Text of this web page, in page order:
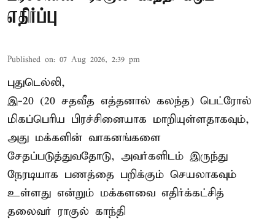
எதிர்ப்பு
Published on: 07 Aug 2026, 2:39 pm
புதுடெல்லி,
இ-20 (20 சதவீத எத்தனால் கலந்த) பெட்ரோல்
மிகப்பெரிய பிரச்சினையாக மாறியுள்ளதாகவும்,
அது மக்களின் வாகனங்களை
சேதப்படுத்துவதோடு, அவர்களிடம் இருந்து
நேரடியாக பணத்தை பறிக்கும் செயலாகவும்
உள்ளது என்றும் மக்களவை எதிர்க்கட்சித்
தலைவர் ராகுல் காந்தி